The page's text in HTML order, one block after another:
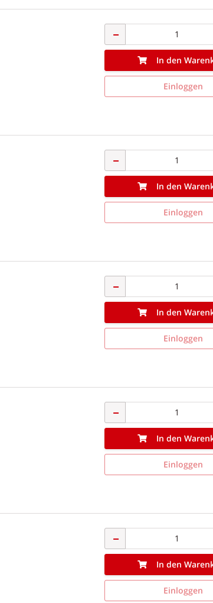
In den
Einloggen
In den
Einloggen
In den
Einloggen
In den
Einloggen
In den
Einloggen